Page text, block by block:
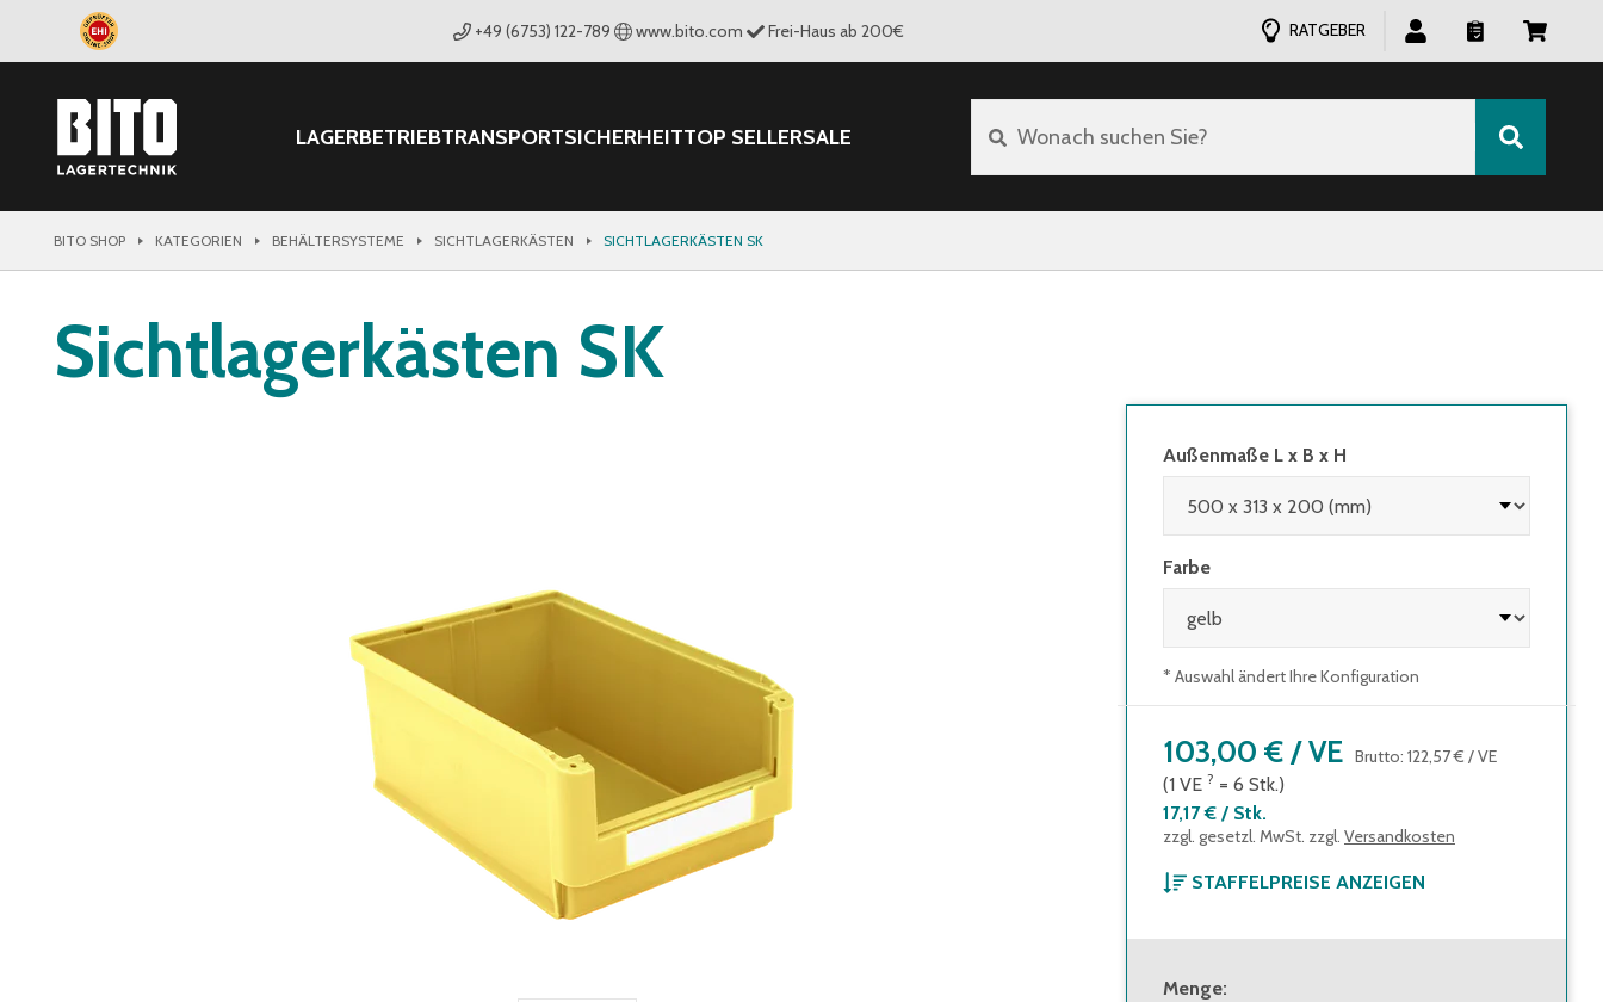
+49 (6753) 122-789 www.bito.com Frei-Haus ab 200€ RATGEBER
LAGERBETRIEBTRANSPORTSICHERHEITTOP SELLERSALE Wonach suchen Sie?
BITO SHOP KATEGORIEN BEHÄLTERSYSTEME SICHTLAGERKÄSTEN SICHTLAGERKÄSTEN SK
Sichtlagerkästen SK
Außenmaße L x B x H
Farbe
* Auswahl ändert Ihre Konfiguration
103,00 € /VE Brutto: 122,57 € /VE
(1 VE ? = 6 Stk.)
17,17 € / Stk.
zzgl. gesetzl. MwSt. zzgl. Versandkosten
STAFFELPREISE ANZEIGEN
Menge: